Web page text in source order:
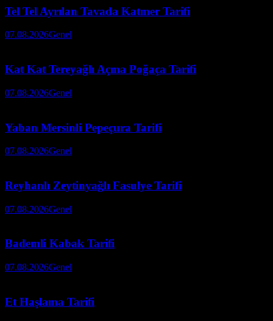
Tel Tel Ayrılan Tavada Katmer Tarifi
07.08.2026Genel
Kat Kat Tereyağlı Açma Poğaça Tarifi
07.08.2026Genel
Yaban Mersinli Pepeçura Tarifi
07.08.2026Genel
Reyhanlı Zeytinyağlı Fasulye Tarifi
07.08.2026Genel
Bademli Kabak Tarifi
07.08.2026Genel
Et Haşlama Tarifi